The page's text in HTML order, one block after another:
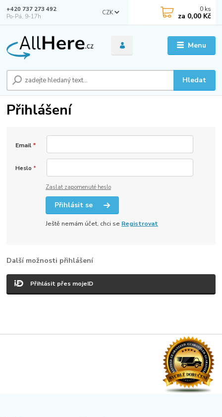
Menu
CZK
Hledat
+420 737 273 492
Po-Pá, 9-17h
0 ks
za 0,00 Kč
Přihlášení
Email *
Heslo *
Zaslat zapomenuté heslo
Přihlásit se
Ještě nemám účet, chci se Registrovat
Další možnosti přihlášení
Přihlásit přes mojeID